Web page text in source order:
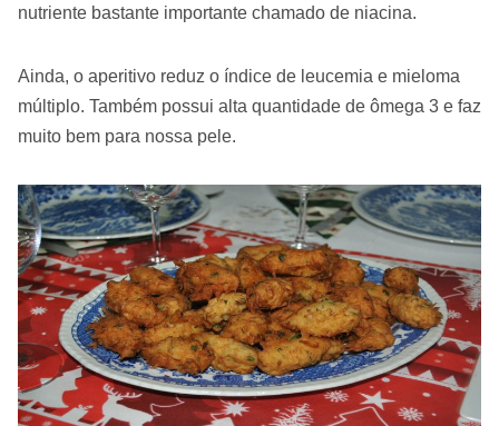
nutriente bastante importante chamado de niacina.
Ainda, o aperitivo reduz o índice de leucemia e mieloma
múltiplo. Também possui alta quantidade de ômega 3 e faz
muito bem para nossa pele.